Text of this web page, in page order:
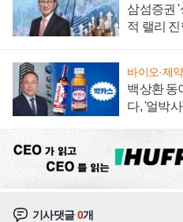
삼섬증권 '
적 랠리
바이오·제약
백상환 동
다, '얼박
기사댓글0개